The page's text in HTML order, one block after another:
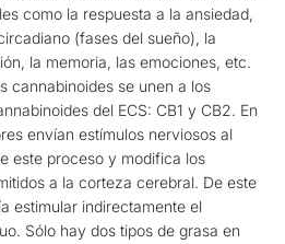
como la respuesta a la ansiedad,
(fases del sueño), la
la memoria, las emociones, etc.
cannabinoides se unen a los
del ECS: CB1 y CB2. En
envían estímulos nerviosos al
este proceso y modifica los
a la corteza cerebral. De este
estimular indirectamente el
Sólo hay dos tipos de grasa en